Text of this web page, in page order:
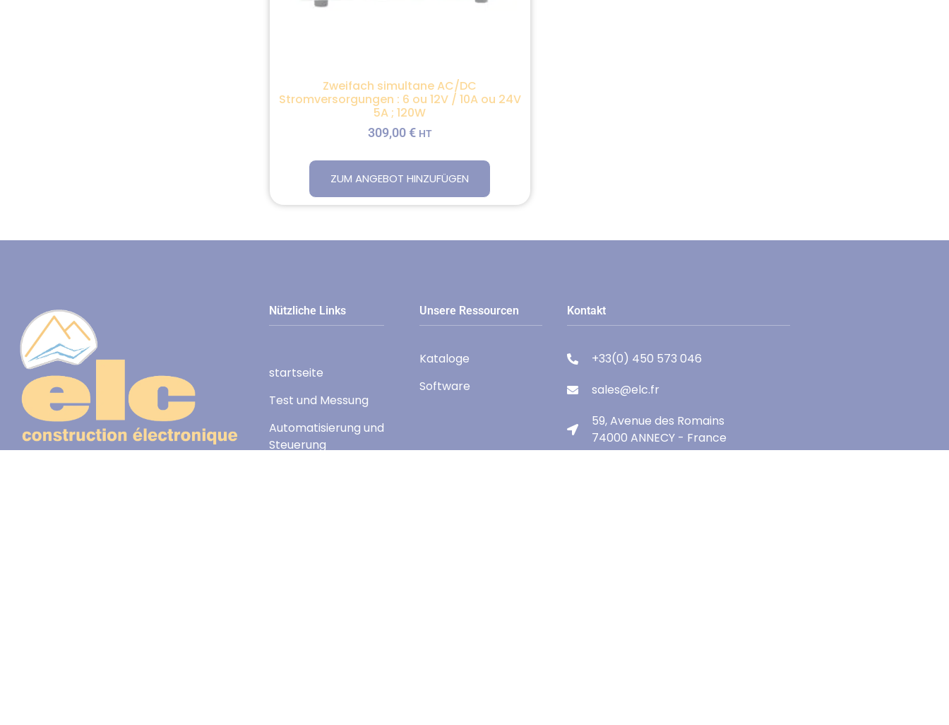
Zweifach simultane AC/DC
Stromversorgungen : 6 ou 12V / 10A ou 24V
5A ; 120W
309,00 € HT
ZUM ANGEBOT HINZUFÜGEN
Nützliche Links
startseite
Test und Messung
Automatisierung und
Steuerung
Unsere Ressourcen
Kataloge
Software
Kontakt
+33(0) 450 573 046
sales@elc.fr
59, Avenue des Romains
74000 ANNECY - France